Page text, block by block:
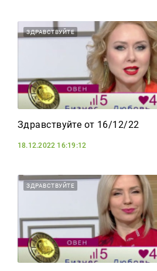
ЗДРАВСТВУЙТЕ
Здравствуйте от 16/12/22
18.12.2022 16:19:12
ЗДРАВСТВУЙТЕ